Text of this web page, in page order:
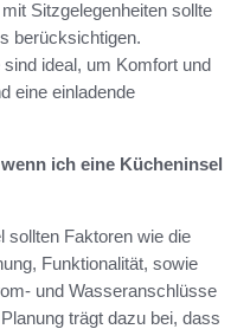
Sitzgelegenheiten sollte
berücksichtigen.
ideal, um Komfort und
eine einladende
ich eine Kücheninsel
sollten Faktoren wie die
Funktionalität, sowie
und Wasseranschlüsse
trägt dazu bei, dass